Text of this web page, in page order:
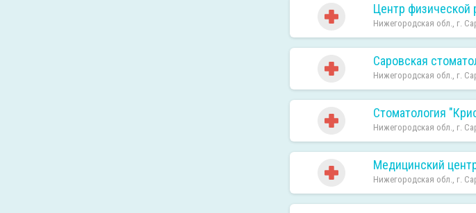
Центр физической
Нижегородская обл., г.
Саровская
Нижегородская обл., г.
Стоматология
Нижегородская обл., г.
Медицинский
Нижегородская обл., г.